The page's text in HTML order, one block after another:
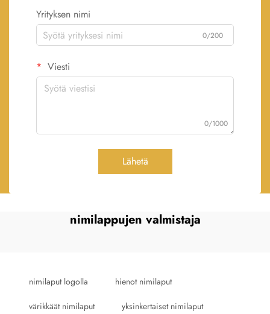
Yrityksen nimi
0/200
Viesti
0/1000
Lähetä
nimilappujen valmistaja
nimilaput logolla hienot nimilaput
värikkäät nimilaput yksinkertaiset nimilaput